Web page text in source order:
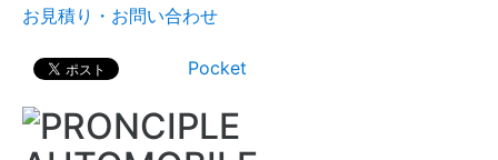
お見積り・お問い合わせ
Pocket